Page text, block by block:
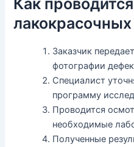
Как
Заказчик
фотографии
Специалист
программу
Проводится
необходимые
Полученные